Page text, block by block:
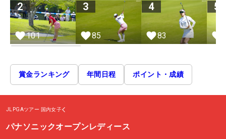
2
101
3
85
4
83
5
賞金ランキング 年間日程 ポイント・成績
JLPGAツアー 国内女子
パナソニックオープンレディース